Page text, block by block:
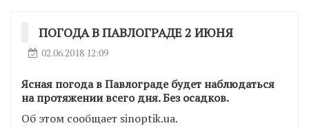
ПОГОДА В ПАВЛОГРАДЕ 2 ИЮНЯ
02.06.2018 12:09
Ясная погода в Павлограде будет наблюдаться
на протяжении всего дня. Без осадков.
Об этом сообщает sinoptik.ua.